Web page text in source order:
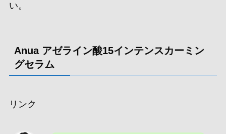
い。
Anua アゼライン酸15インテンスカーミン
グセラム
リンク